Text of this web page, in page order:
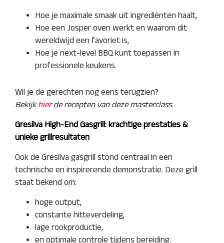
Hoe je maximale smaak uit ingrediënten haalt,
Hoe een Josper oven werkt en waarom dit
wereldwijd een favoriet is,
Hoe je next-level BBQ kunt toepassen in
professionele keukens.
Wil je de gerechten nog eens terugzien?
Bekijkhierde recepten van deze masterclass.
Gresilva High-End Gasgrill: krachtige prestaties &
unieke grillresultaten
Ook de Gresilva gasgrill stond centraal in een
technische en inspirerende demonstratie. Deze grill
staat bekend om:
hoge output,
constante hitteverdeling,
lage rookproductie,
en optimale controle tijdens bereiding.